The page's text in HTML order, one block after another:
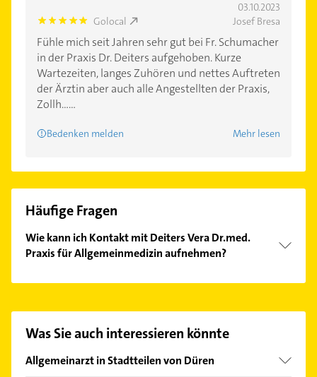
03.10.2023
5.0 Golocal Josef Bresa
Fühle mich seit Jahren sehr gut bei Fr. Schumacher
in der Praxis Dr. Deiters aufgehoben. Kurze
Wartezeiten, langes Zuhören und nettes Auftreten
der Ärztin aber auch alle Angestellten der Praxis,
Zollh......
Bedenken melden Mehr lesen
Häufige Fragen
Wie kann ich Kontakt mit Deiters Vera Dr.med.
Praxis für Allgemeinmedizin aufnehmen?
auswählen. Hier finden Sie alleKontaktdaten
Was Sie auch interessieren könnte
Allgemeinarzt in Stadtteilen von Düren